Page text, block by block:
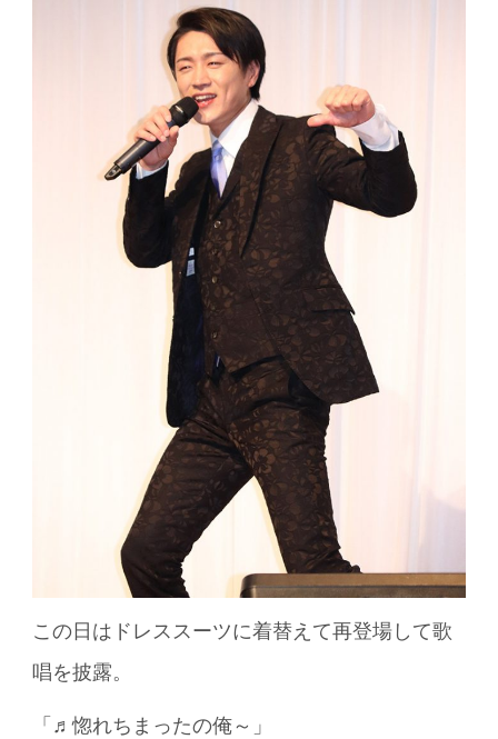
この日はドレススーツに着替えて再登場して歌
唱を披露。
「♬惚れちまったの俺～」